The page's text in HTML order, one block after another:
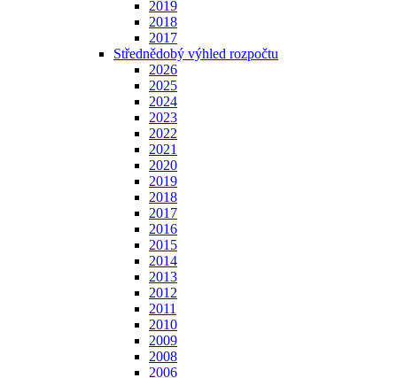
2019
2018
2017
Střednědobý výhled rozpočtu
2026
2025
2024
2023
2022
2021
2020
2019
2018
2017
2016
2015
2014
2013
2012
2011
2010
2009
2008
2006